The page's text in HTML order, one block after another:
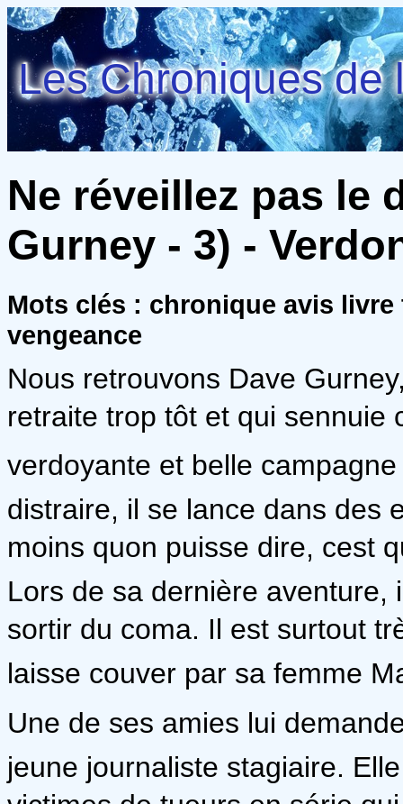
Les Chroniques de
Ne réveillez pas le
Gurney - 3) -
Mots clés : chronique avis
vengeance
Nous retrouvons Dave
retraite trop tôt et qui
verdoyante et belle campagne
distraire, il se lance dans des
moins quon puisse dire,
Lors de sa dernière
sortir du coma. Il est surtout
laisse couver par sa femme
Une de ses amies lui
jeune journaliste stagiaire.